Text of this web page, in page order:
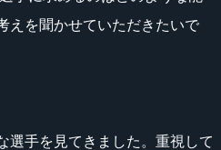
えを聞かせていただきたいで
選手を見てきました。重視して